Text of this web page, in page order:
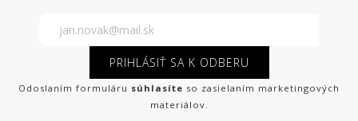
PRIHLÁSIŤ SA K ODBERU
Odoslaním formuláru súhlasíte so zasielaním marketingových
materiálov.